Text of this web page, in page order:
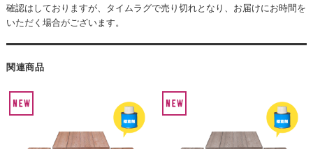
確認はしておりますが、タイムラグで売り切れとなり、お届けにお時間を
いただく場合がございます。
関連商品